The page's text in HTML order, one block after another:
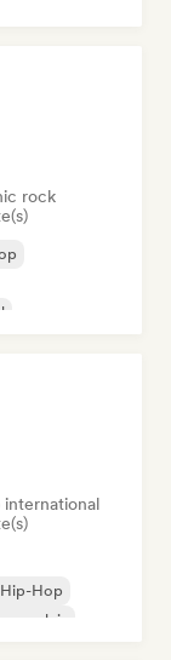
rock
international
Hop
anglais